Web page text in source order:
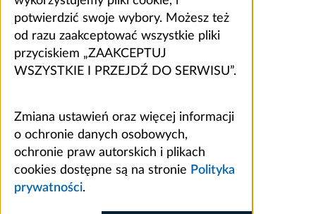
potwierdzić swoje wybory. Możesz też
od razu zaakceptować wszystkie pliki
przyciskiem „ZAAKCEPTUJ
WSZYSTKIE I PRZEJDŹ DO SERWISU”.
Zmiana ustawień oraz więcej informacji
o ochronie danych osobowych,
ochronie praw autorskich i plikach
cookies dostępne są na stronie Polityka
prywatności.